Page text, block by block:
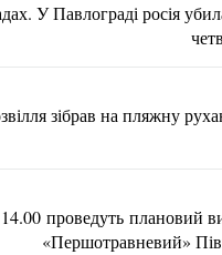
У Павлограді росія
зібрав на пляжну
проведуть плановий
«Першотравневий»